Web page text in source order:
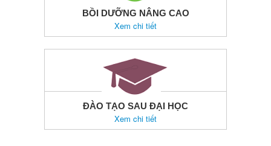
BỒI DƯỠNG NÂNG CAO
Xem chi tiết
ĐÀO TẠO SAU ĐẠI HỌC
Xem chi tiết